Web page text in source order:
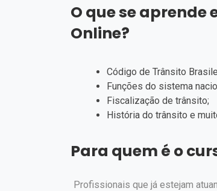
O que se aprende
Online?
Código de Trânsito
Funções do sistema
Fiscalização de trânsito;
História do trânsito e
Para quem é o
Profissionais que já estejam